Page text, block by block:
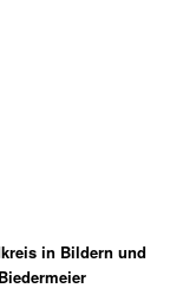
in Bildern und